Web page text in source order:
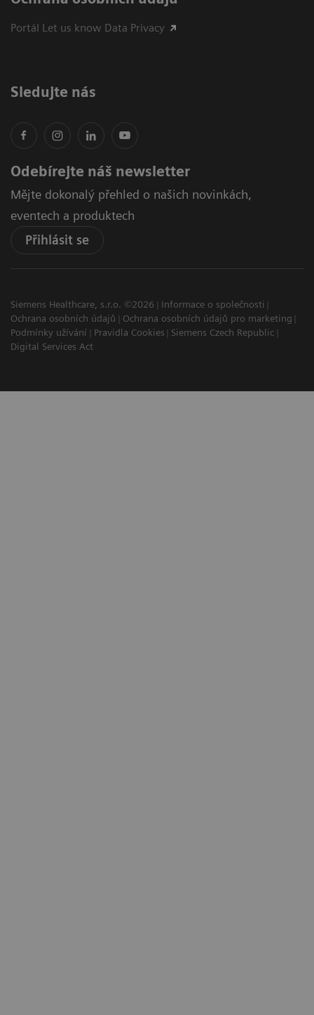
Portál Let us know Data Privacy
Sledujte nás
Odebírejte náš newsletter
Mějte dokonalý přehled o našich novinkách,
eventech a produktech
Přihlásit se
Siemens Healthcare, s.r.o. ©2026
Informace o společnosti
Ochrana osobních údajů
Ochrana osobních údajů pro marketing
Podmínky užívání
Pravidla Cookies
Siemens Czech Republic
Digital Services Act